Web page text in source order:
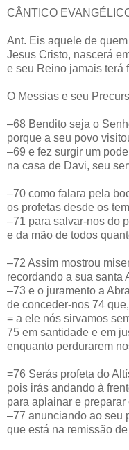
CÂNTICO
Ant. Eis aquele de
Jesus Cristo, nascerá
e seu Reino jamais terá
O Messias e seu
–68 Bendito seja o
porque a seu povo
–69 e fez surgir um
na casa de Davi, seu
–70 como falara pela
os profetas desde os
–71 para salvar-nos do
e da mão de todos
–72 Assim mostrou
recordando a sua santa
–73 e o juramento a
de conceder-nos 74
= a ele nós sirvamos
75 em santidade e em
enquanto perdurarem
=76 Serás profeta do
pois irás andando à
para aplainar e
–77 anunciando ao seu
que está na remissão